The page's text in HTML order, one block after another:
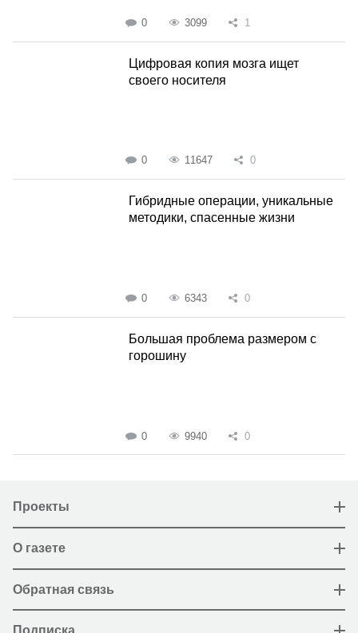
0 3099 1
Цифровая копия мозга ищет
своего носителя
0 11647 0
Гибридные операции, уникальные
методики, спасенные жизни
0 6343 0
Большая проблема размером с
горошину
0 9940 0
Проекты
О газете
Обратная связь